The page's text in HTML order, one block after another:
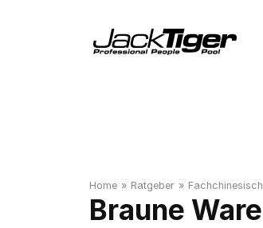
Home » Ratgeber » Fachchinesisch
Braune Ware